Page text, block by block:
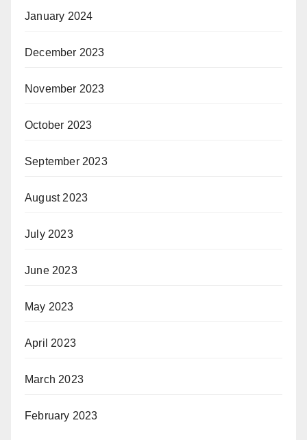
January 2024
December 2023
November 2023
October 2023
September 2023
August 2023
July 2023
June 2023
May 2023
April 2023
March 2023
February 2023